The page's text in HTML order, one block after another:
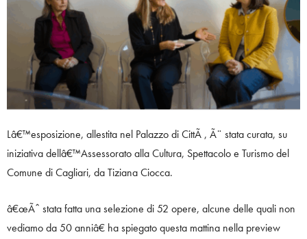
Lâ€™esposizione, allestita nel Palazzo di CittÃ , Ã¨ stata curata, su
iniziativa dellâ€™Assessorato alla Cultura, Spettacolo e Turismo del
Comune di Cagliari, da Tiziana Ciocca.
â€œÃˆ stata fatta una selezione di 52 opere, alcune delle quali non
vediamo da 50 anniâ€ ha spiegato questa mattina nella preview